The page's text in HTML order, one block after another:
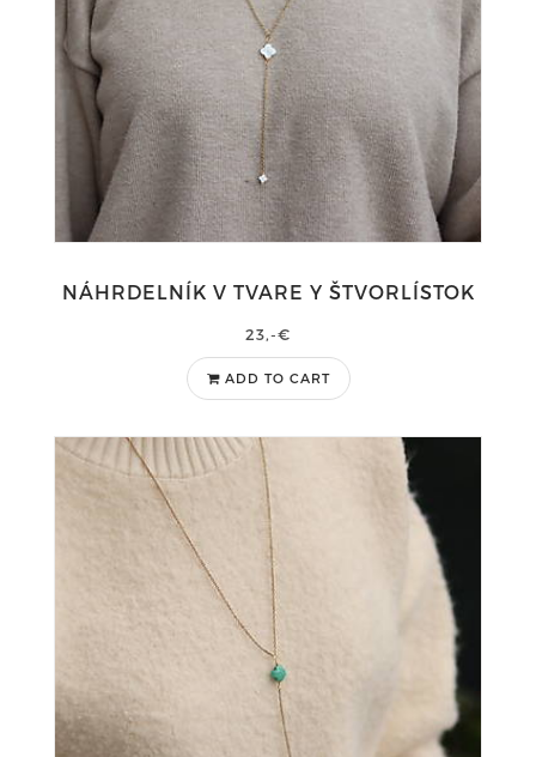
NÁHRDELNÍK V TVARE Y ŠTVORLÍSTOK
23,-€
ADD TO CART